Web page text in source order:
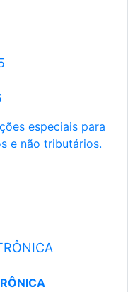
especiais para
e não tributários.